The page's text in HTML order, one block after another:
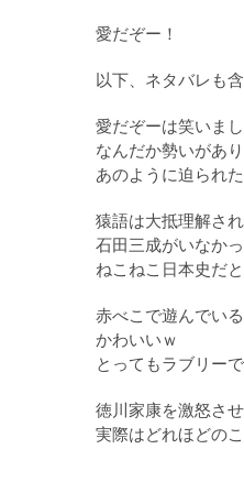
愛だぞー！
以下、ネタバレも
愛だぞーは笑いま
なんだか勢いがあ
あのように迫られ
猿語は大抵理解さ
石田三成がいなか
ねこねこ日本史だ
赤べこで遊んでい
かわいいｗ
とってもラブリーで
徳川家康を激怒さ
実際はどれほどの